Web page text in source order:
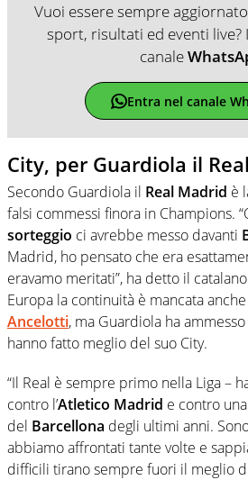
Vuoi essere sempre
sport, risultati ed eventi
canale
Entra nel canale
City, per Guardiola il
Secondo Guardiola il Real Madrid è
falsi commessi finora in Champions.
sorteggio ci avrebbe messo davanti
Madrid, ho pensato che era
eravamo meritati”, ha detto il
Europa la continuità è mancata
Ancelotti, ma Guardiola ha
hanno fatto meglio del suo City.
“Il Real è sempre primo nella Liga –
contro l’Atletico Madrid e contro
del Barcellona degli ultimi anni.
abbiamo affrontati tante volte e
difficili tirano sempre fuori il meglio